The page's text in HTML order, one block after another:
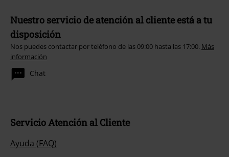
Nuestro servicio de atención al cliente está a tu
disposición
Nos puedes contactar por teléfono de las 09:00 hasta las 17:00. Más
información
Chat
Servicio Atención al Cliente
Ayuda (FAQ)